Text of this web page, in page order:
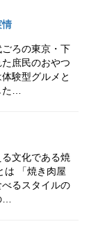
情
ろの東京・下
庶民のおやつ
験型グルメと
…
文化である焼
は 「焼き肉屋
べるスタイルの